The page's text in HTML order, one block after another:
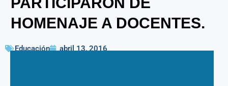
HOMENAJE A DOCENTES.
Educación abril 13, 2016